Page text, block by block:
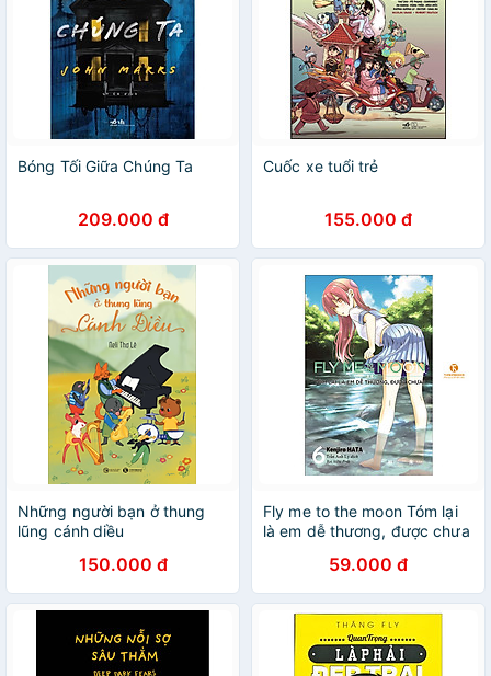
Bóng Tối Giữa Chúng Ta
209.000 đ
Cuốc xe tuổi trẻ
155.000 đ
Những người bạn ở thung
lũng cánh diều
150.000 đ
Fly me to the moon Tóm lại
là em dễ thương, được chưa
59.000 đ